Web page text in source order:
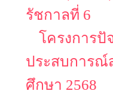
รัชกาลที่ 6
โครงการปั
ประสบการณ์
ศึกษา 2568